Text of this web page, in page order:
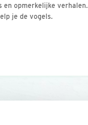
opmerkelijke verhalen.
je de vogels.